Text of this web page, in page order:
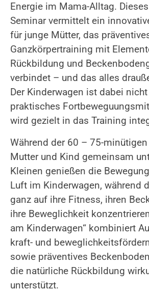
Energie im Mama-Alltag.
Seminar vermittelt ein
für junge Mütter, das
Ganzkörpertraining mit
Rückbildung und
verbindet – und das alles
Der Kinderwagen ist dabei
praktisches
wird gezielt in das Training
Während der 60 – 75-
Mutter und Kind gemeinsam
Kleinen genießen die
Luft im Kinderwagen, während
ganz auf ihre Fitness, ihren
ihre Beweglichkeit
am Kinderwagen“ kombiniert
kraft- und
sowie präventives
die natürliche Rückbildung
unterstützt.